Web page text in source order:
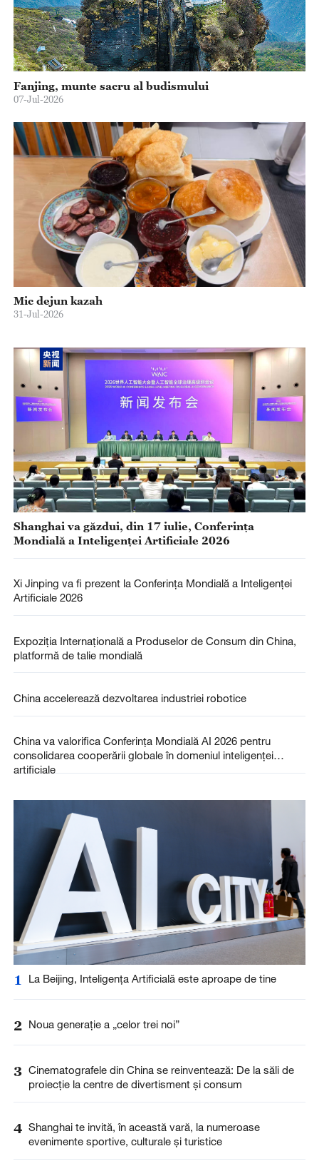
Fanjing, munte sacru al budismului
07-Jul-2026
Mic dejun kazah
31-Jul-2026
Shanghai va găzdui, din 17 iulie, Conferința
Mondială a Inteligenței Artificiale 2026
Xi Jinping va fi prezent la Conferința Mondială a Inteligenței
Artificiale 2026
Expoziția Internațională a Produselor de Consum din China,
platformă de talie mondială
China accelerează dezvoltarea industriei robotice
China va valorifica Conferința Mondială AI 2026 pentru
consolidarea cooperării globale în domeniul inteligenței
artificiale
1 La Beijing, Inteligența Artificială este aproape de tine
2 Noua generație a „celor trei noi”
3 Cinematografele din China se reinventează: De la săli de
proiecție la centre de divertisment și consum
4 Shanghai te invită, în această vară, la numeroase
evenimente sportive, culturale și turistice